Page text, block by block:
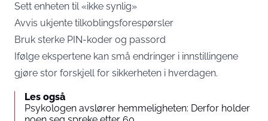
Sett enheten til «ikke synlig»
Avvis ukjente tilkoblingsforespørsler
Bruk sterke PIN-koder og passord
Ifølge ekspertene kan små endringer i innstillingene
gjøre stor forskjell for sikkerheten i hverdagen.
Les også
Psykologen avslører hemmeligheten: Derfor holder